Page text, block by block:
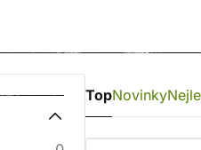
TopNovinky